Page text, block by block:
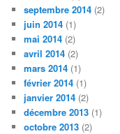
septembre 2014 (2)
juin 2014 (1)
mai 2014 (2)
avril 2014 (2)
mars 2014 (1)
février 2014 (1)
janvier 2014 (2)
décembre 2013 (1)
octobre 2013 (2)